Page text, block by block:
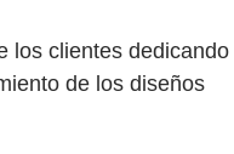
los clientes dedicando
de los diseños